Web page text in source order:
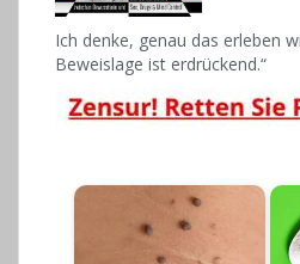
Ich denke, genau das erleben
Beweislage ist erdrückend.“